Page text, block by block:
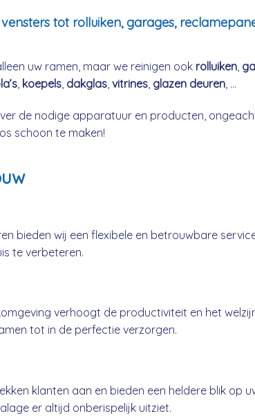
tot rolluiken, garages,
uw ramen, maar we reinigen ook rolluiken,
, koepels, dakglas, vitrines, glazen deuren, …
de nodige apparatuur en producten,
schoon te maken!
bieden wij een flexibele en betrouwbare
te verbeteren.
verhoogt de productiviteit en het
tot in de perfectie verzorgen.
klanten aan en bieden een heldere blik op
er altijd onberispelijk uitziet.